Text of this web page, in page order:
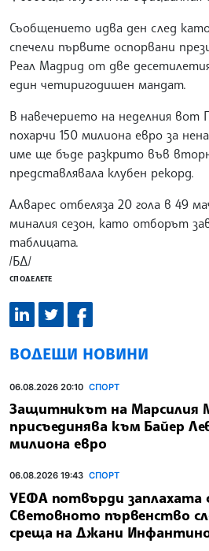
Съобщението идва ден след
спечели първите оспорвани
Реал Мадрид от две
един четиригодишен мандат.
В навечерието на неделния вот
похарчи 150 милиона евро за
име ще бъде разкрито във
представлявала клубен рекорд.
Алварес отбеляза 20 гола в 49
миналия сезон, като отборът
таблицата.
/БД/
СПОДЕЛЕТЕ
ВОДЕЩИ НОВИНИ
06.08.2026 20:10 СПОРТ
Защитникът на Марсилия
присъединява към Байер
милиона евро
06.08.2026 19:43 СПОРТ
УЕФА потвърди заплахата
Световното първенство
среща на Джани